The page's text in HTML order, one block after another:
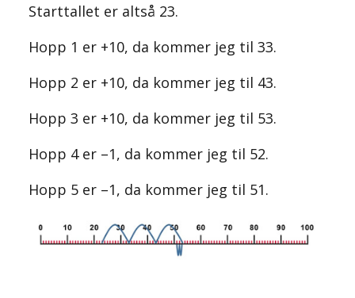
Starttallet er altså 23.
Hopp 1 er +10, da kommer jeg til 33.
Hopp 2 er +10, da kommer jeg til 43.
Hopp 3 er +10, da kommer jeg til 53.
Hopp 4 er –1, da kommer jeg til 52.
Hopp 5 er –1, da kommer jeg til 51.